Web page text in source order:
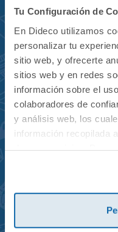
Tu Configuración de
En Dideco utilizamos
personalizar tu
sitio web, y ofrecerte
sitios web y en redes
información sobre el
colaboradores de
y análisis web, los
información recopilada